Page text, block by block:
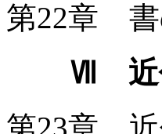
第22章
Ⅶ 近